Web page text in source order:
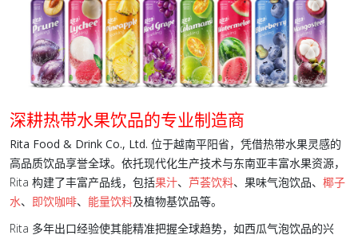
深耕热带水果饮品的专业制造商
Rita Food & Drink Co., Ltd. 位于越南平阳省，凭借热带水果灵感的
高品质饮品享誉全球。依托现代化生产技术与东南亚丰富水果资源，
Rita 构建了丰富产品线，包括果汁、 芦荟饮料、 果味气泡饮品、 椰子
水、 即饮咖啡、 能量饮料及植物基饮品等。
Rita 多年出口经验使其能精准把握全球趋势，如西瓜气泡饮品的兴